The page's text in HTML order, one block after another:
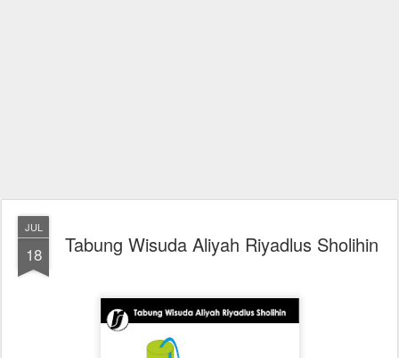
JUL
18 Tabung Wisuda Aliyah Riyadlus Sholihin